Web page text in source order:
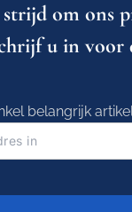
om ons
u in voor
belangrijk